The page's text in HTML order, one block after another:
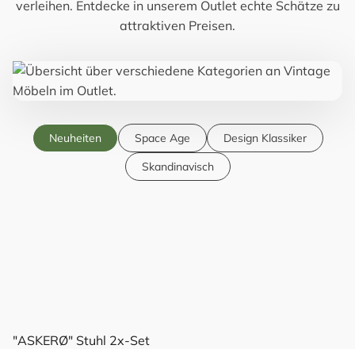
verleihen. Entdecke in unserem Outlet echte Schätze zu
attraktiven Preisen.
Neuheiten Space Age
Design Klassiker
Skandinavisch
"ASKERØ" Stuhl 2x-Set